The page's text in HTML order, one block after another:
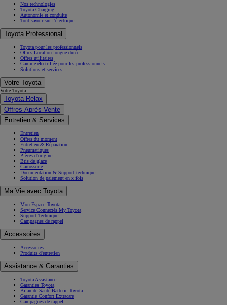
Nos technologies
Toyota Charging
Autonomie et conduite
Tout savoir sur l’électrique
Toyota Professional
Toyota pour les professionnels
Offres Location longue durée
Offres utilitaires
Gamme électrifiée pour les professionnels
Solutions et services
Votre Toyota
Votre Toyota
Toyota Relax
Offres Après-Vente
Entretien & Services
Entretien
Offres du moment
Entretien & Réparation
Pneumatiques
Pièces d'origine
Bris de glace
Carrosserie
Documentation & Support technique
Solution de paiement en x fois
Ma Vie avec Toyota
Mon Espace Toyota
Service Connectés My Toyota
Support Technique
Campagnes de rappel
Accessoires
Accessoires
Produits d'entretien
Assistance & Garanties
Toyota Assistance
Garanties Toyota
Bilan de Santé Batterie Toyota
Garantie Confort Extracare
Campagnes de rappel